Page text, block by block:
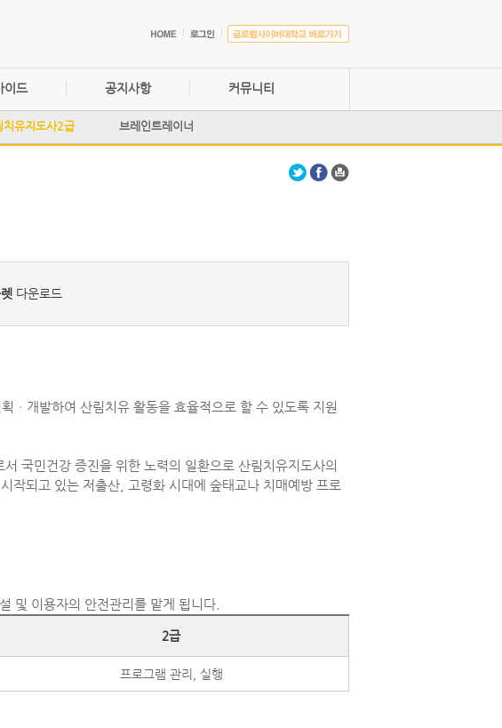
치유지도사2급 브레인트레이너
이드 공지사항 커뮤니티
다운로드
ㆍ개발하여 산림치유 활동을 효율적으로 할 수 있도록 지원
국민건강 증진을 위한 노력의 일환으로 산림치유지도사의
작되고 있는 저출산, 고령화 시대에 숲태교나 치매예방 프로
및 이용자의 안전관리를 맡게 됩니다.
2급
프로그램 관리, 실행